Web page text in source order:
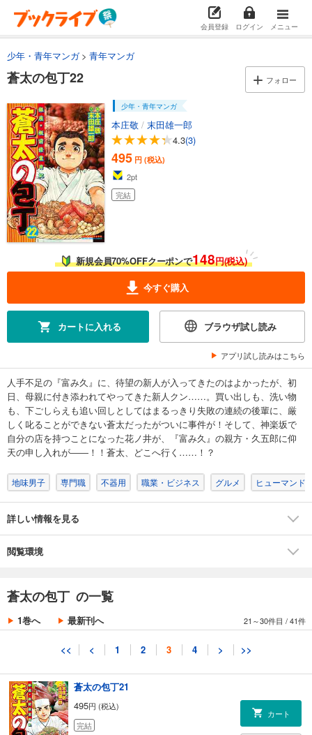
会員登録 ログイン メニュー
少年・青年マンガ 青年マンガ
蒼太の包丁22 フォロー
少年・青年マンガ
本庄敬 / 末田雄一郎
4.3(3)
495 円 (税込)
2pt
完結
新規会員70%OFFクーポンで148円(税込)
今すぐ購入
カートに入れる ブラウザ試し読み
アプリ試し読みはこちら
人手不足の『富み久』に、待望の新人が入ってきたのはよかったが、初
日、母親に付き添われてやってきた新人クン……。買い出しも、洗い物
も、下ごしらえも追い回しとしてはまるっきり失敗の連続の後輩に、厳
しく叱ることができない蒼太だったがついに事件が！そして、神楽坂で
自分の店を持つことになった花ノ井が、『富み久』の親方・久五郎に仰
天の申し入れが――！！蒼太、どこへ行く……！？
地味男子 専門職 不器用 職業・ビジネス グルメ ヒューマンド
詳しい情報を見る
閲覧環境
蒼太の包丁 の一覧
1巻へ 最新刊へ 21～30件目 /41件
<< < 1 2 3 4 > >>
円 (税込)
完結
カート
あらすじを表示する
495円 (税込)
完結
あらすじを表示する
蒼太の包丁16
495円 (税込)
完結
あらすじを表示する
蒼太の包丁17
495円 (税込)
完結
カート
蒼太の包丁18
495円 (税込)
完結
カート
あらすじを表示する
蒼太の包丁19
495円 (税込)
完結
カート
試し読み
495
円 (税込)
完結
蒼太の包丁21
495円 (税込)
完結
カート